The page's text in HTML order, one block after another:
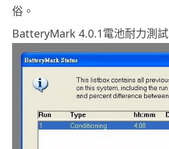
俗。
BatteryMark 4.0.1電池耐力測試